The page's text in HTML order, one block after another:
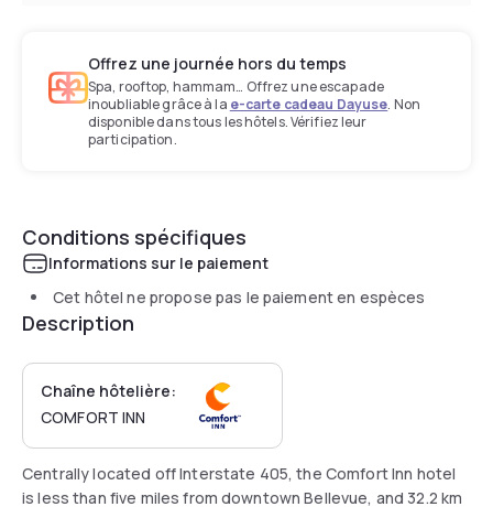
Offrez une journée hors du temps
Spa, rooftop, hammam… Offrez une escapade
inoubliable grâce à la e-carte cadeau Dayuse. Non
disponible dans tous les hôtels. Vérifiez leur
participation.
Conditions spécifiques
Informations sur le paiement
Cet hôtel ne propose pas le paiement en espèces
Description
Chaîne hôtelière:
COMFORT INN
Centrally located off Interstate 405, the Comfort Inn hotel
is less than five miles from downtown Bellevue, and 32.2 km